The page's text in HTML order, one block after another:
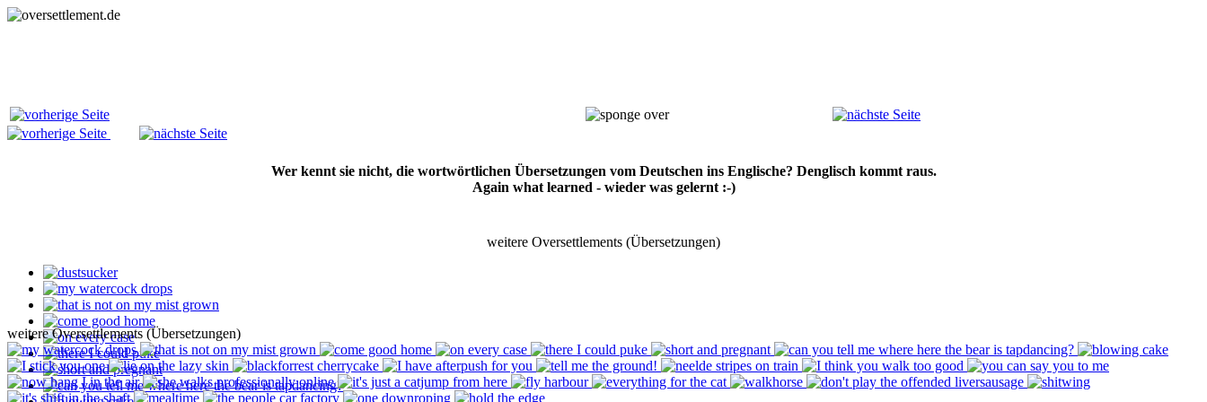
Wer kennt sie nicht, die wortwörtlichen Übersetzungen vom Deutschen ins Englische? Denglisch kommt raus.
Again what learned - wieder was gelernt :-)
weitere Oversettlements (Übersetzungen)
weitere Oversettlements (Übersetzungen)